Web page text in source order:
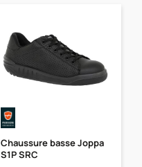
Chaussure basse Joppa
S1P SRC